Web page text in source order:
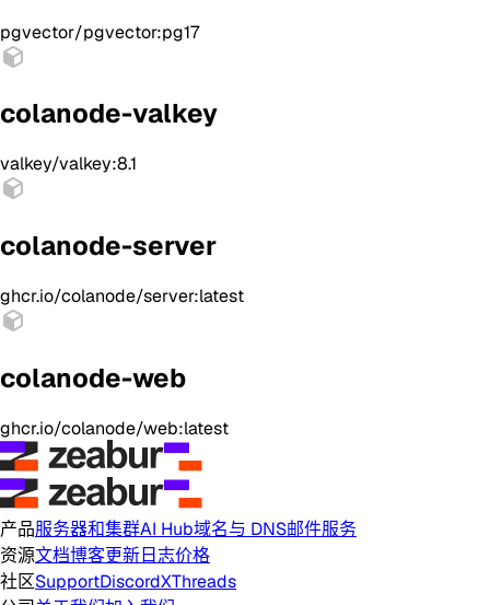
pgvector/pgvector:pg17
colanode-valkey
valkey/valkey:8.1
colanode-server
ghcr.io/colanode/server:latest
colanode-web
ghcr.io/colanode/web:latest
产品服务器和集群AI Hub域名与 DNS邮件服务
资源文档博客更新日志价格
社区SupportDiscordXThreads